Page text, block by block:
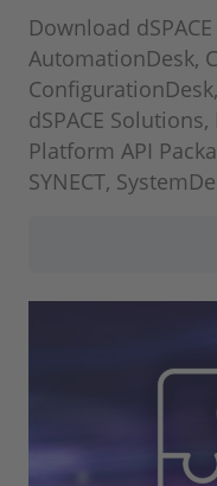
Download
AutomationDesk,
dSPACE
Platform API
SYNECT,